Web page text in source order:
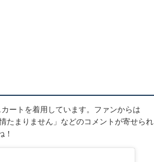
ートを着用しています。ファンからは
たまりません」などのコメントが寄せられ
！